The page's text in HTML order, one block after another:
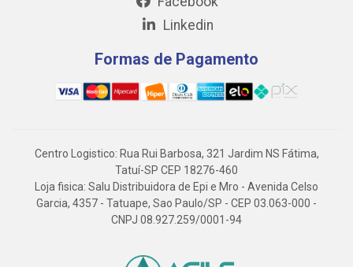
Linkedin
Formas de Pagamento
Centro Logistico: Rua Rui Barbosa, 321 Jardim NS Fátima,
Tatuí-SP CEP 18276-460
Loja fisica: Salu Distribuidora de Epi e Mro - Avenida Celso
Garcia, 4357 - Tatuape, Sao Paulo/SP - CEP 03.063-000 -
CNPJ 08.927.259/0001-94